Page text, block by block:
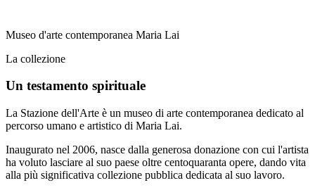
Museo d'arte contemporanea Maria Lai
La collezione
Un testamento spirituale
La Stazione dell'Arte è un museo di arte contemporanea dedicato al
percorso umano e artistico di Maria Lai.
Inaugurato nel 2006, nasce dalla generosa donazione con cui l'artista
ha voluto lasciare al suo paese oltre centoquaranta opere, dando vita
alla più significativa collezione pubblica dedicata al suo lavoro.